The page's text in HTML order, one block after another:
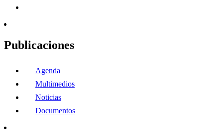
Publicaciones
Agenda
Multimedios
Noticias
Documentos